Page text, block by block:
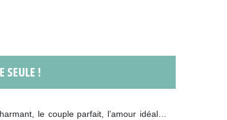
SEULE !
le couple parfait, l’amour idéal…